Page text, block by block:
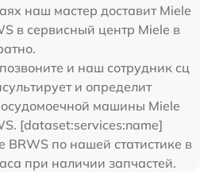
наш мастер доставит Miele
в сервисный центр Miele в
и наш сотрудник сц
и определит
машины Miele
[dataset:services:name]
BRWS по нашей статистике в
при наличии запчастей.